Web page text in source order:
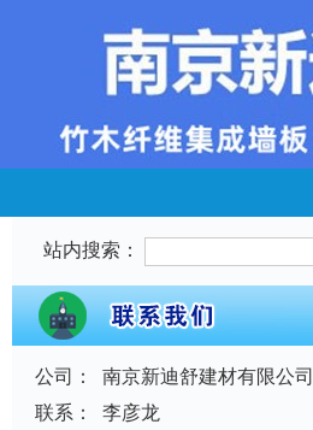
站内搜索：
公司：
南京新迪舒建材有限公司
联系：
李彦龙